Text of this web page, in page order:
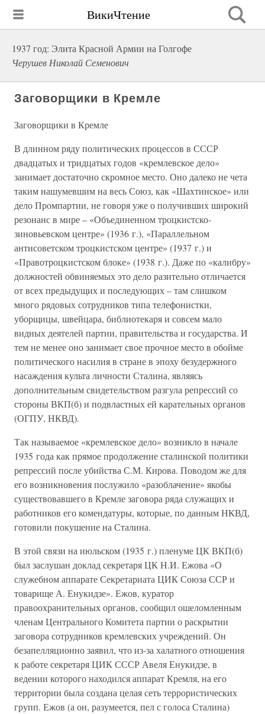
ВикиЧтение
1937 год: Элита Красной Армии на Голгофе
Черушев Николай Семенович
Заговорщики в Кремле
Заговорщики в Кремле
В длинном ряду политических процессов в СССР
двадцатых и тридцатых годов «кремлевское дело»
занимает достаточно скромное место. Оно далеко не чета
таким нашумевшим на весь Союз, как «Шахтинское» или
дело Промпартии, не говоря уже о получивших широкий
резонанс в мире – «Объединенном троцкистско-
зиновьевском центре» (1936 г.), «Параллельном
антисоветском троцкистском центре» (1937 г.) и
«Правотроцкистском блоке» (1938 г.). Даже по «калибру»
должностей обвиняемых это дело разительно отличается
от всех предыдущих и последующих – там слишком
много рядовых сотрудников типа телефонистки,
уборщицы, швейцара, библиотекаря и совсем мало
видных деятелей партии, правительства и государства. И
тем не менее оно занимает свое прочное место в обойме
политического насилия в стране в эпоху безудержного
насаждения культа личности Сталина, являясь
дополнительным свидетельством разгула репрессий со
стороны ВКП(б) и подвластных ей карательных органов
(ОГПУ, НКВД).
Так называемое «кремлевское дело» возникло в начале
1935 года как прямое продолжение сталинской политики
репрессий после убийства С.М. Кирова. Поводом же для
его возникновения послужило «разоблачение» якобы
существовавшего в Кремле заговора ряда служащих и
работников его комендатуры, которые, по данным НКВД,
готовили покушение на Сталина.
В этой связи на июльском (1935 г.) пленуме ЦК ВКП(б)
был заслушан доклад секретаря ЦК Н.И. Ежова «О
служебном аппарате Секретариата ЦИК Союза ССР и
товарище А. Енукидзе». Ежов, куратор
правоохранительных органов, сообщил ошеломленным
членам Центрального Комитета партии о раскрытии
заговора сотрудников кремлевских учреждений. Он
безапелляционно заявил, что из-за халатного отношения
к работе секретаря ЦИК СССР Авеля Енукидзе, в
ведении которого находился аппарат Кремля, на его
территории была создана целая сеть террористических
групп. Ежов (а он, разумеется, пел с голоса Сталина)